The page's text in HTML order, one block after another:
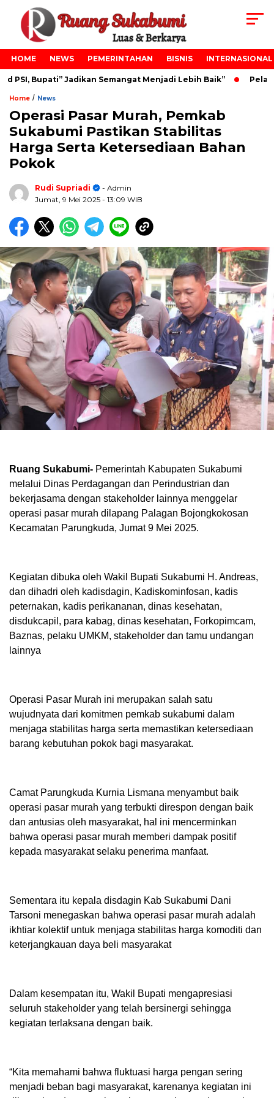
HOME NEWS PEMERINTAHAN BISNIS INTERNASIONAL
Bupati” Jadikan Semangat Menjadi Lebih Baik”
Home / News
Operasi Pasar Murah, Pemkab
Sukabumi Pastikan Stabilitas
Harga Serta Ketersediaan Bahan
Pokok
Rudi Supriadi
- Admin
Jumat, 9 Mei 2025 - 13:09 WIB
Ruang Sukabumi- Pemerintah Kabupaten Sukabumi
melalui Dinas Perdagangan dan Perindustrian dan
bekerjasama dengan stakeholder lainnya menggelar
operasi pasar murah dilapang Palagan Bojongkokosan
Kecamatan Parungkuda, Jumat 9 Mei 2025.
Kegiatan dibuka oleh Wakil Bupati Sukabumi H. Andreas,
dan dihadri oleh kadisdagin, Kadiskominfosan, kadis
peternakan, kadis perikananan, dinas kesehatan,
disdukcapil, para kabag, dinas kesehatan, Forkopimcam,
Baznas, pelaku UMKM, stakeholder dan tamu undangan
lainnya
Operasi Pasar Murah ini merupakan salah satu
wujudnyata dari komitmen pemkab sukabumi dalam
menjaga stabilitas harga serta memastikan ketersediaan
barang kebutuhan pokok bagi masyarakat.
Camat Parungkuda Kurnia Lismana menyambut baik
operasi pasar murah yang terbukti direspon dengan baik
dan antusias oleh masyarakat, hal ini mencerminkan
bahwa operasi pasar murah memberi dampak positif
kepada masyarakat selaku penerima manfaat.
Sementara itu kepala disdagin Kab Sukabumi Dani
Tarsoni menegaskan bahwa operasi pasar murah adalah
ikhtiar kolektif untuk menjaga stabilitas harga komoditi dan
keterjangkauan daya beli masyarakat
Dalam kesempatan itu, Wakil Bupati mengapresiasi
seluruh stakeholder yang telah bersinergi sehingga
kegiatan terlaksana dengan baik.
“Kita memahami bahwa fluktuasi harga pengan sering
menjadi beban bagi masyarakat, karenanya kegiatan ini